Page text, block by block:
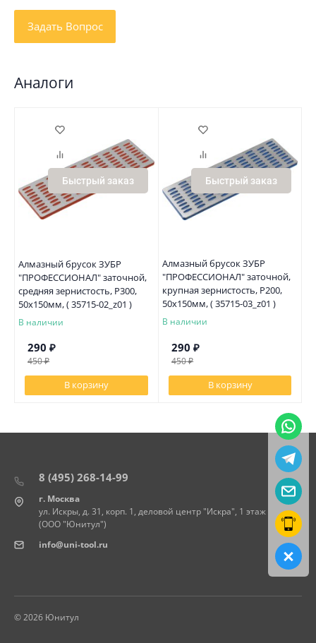
Аналоги
Быстрый заказ
Алмазный брусок ЗУБР
"ПРОФЕССИОНАЛ" заточной,
средняя зернистость, Р300,
50х150мм, ( 35715-02_z01 )
В наличии
290 ₽
450₽
В корзину
Быстрый заказ
Алмазный брусок ЗУБР
"ПРОФЕССИОНАЛ" заточной,
крупная зернистость, Р200,
50х150мм, ( 35715-03_z01 )
В наличии
290 ₽
450₽
В корзину
8 (495) 268-14-99
г. Москва
ул. Искры, д. 31, корп. 1, деловой центр "Искра", 1 этаж
(ООО "Юнитул")
info@uni-tool.ru
© 2026 Юнитул